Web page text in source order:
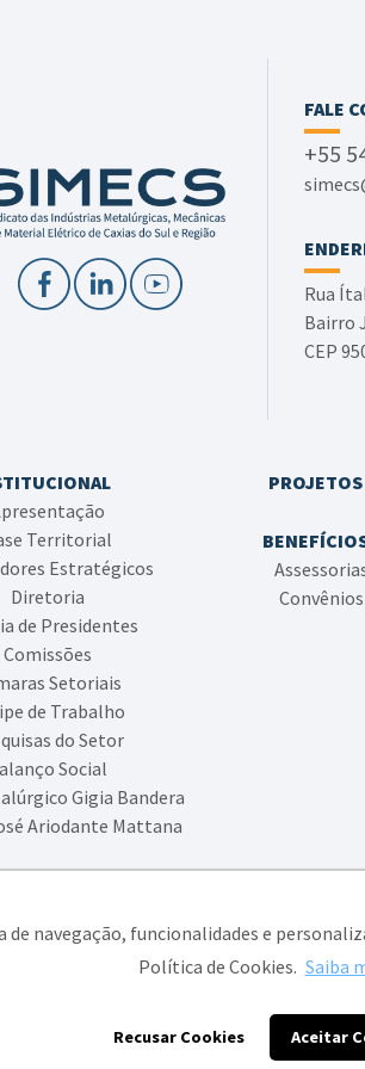
navegação, funcionalidades e
Política de Cookies. Saiba
Recusar Cookies Aceitar
FALE
+55
Rua
Bairro
CEP
Territorial
Estratégicos
Diretoria
de Presidentes
Comissões
Setoriais
de Trabalho
do Setor
Social
Gigia Bandera
Ariodante Mattana
PROJETOS
Convênios
das Indústrias Metalúrgicas, Mecânicas e de